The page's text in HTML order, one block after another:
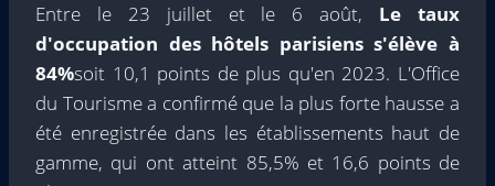
Entre le 23 juillet et le 6 août, Le taux
d'occupation des hôtels parisiens s'élève à
84%soit 10,1 points de plus qu'en 2023. L'Office
du Tourisme a confirmé que la plus forte hausse a
été enregistrée dans les établissements haut de
gamme, qui ont atteint 85,5% et 16,6 points de